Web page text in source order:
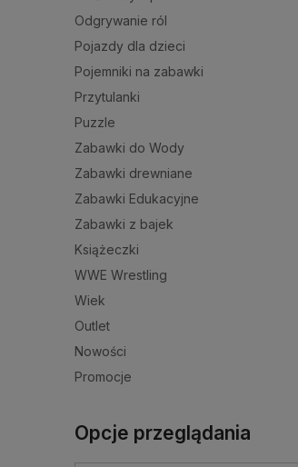
Odgrywanie ról
Pojazdy dla dzieci
Pojemniki na zabawki
Przytulanki
Puzzle
Zabawki do Wody
Zabawki drewniane
Zabawki Edukacyjne
Zabawki z bajek
Książeczki
WWE Wrestling
Wiek
Outlet
Nowości
Promocje
Opcje przeglądania